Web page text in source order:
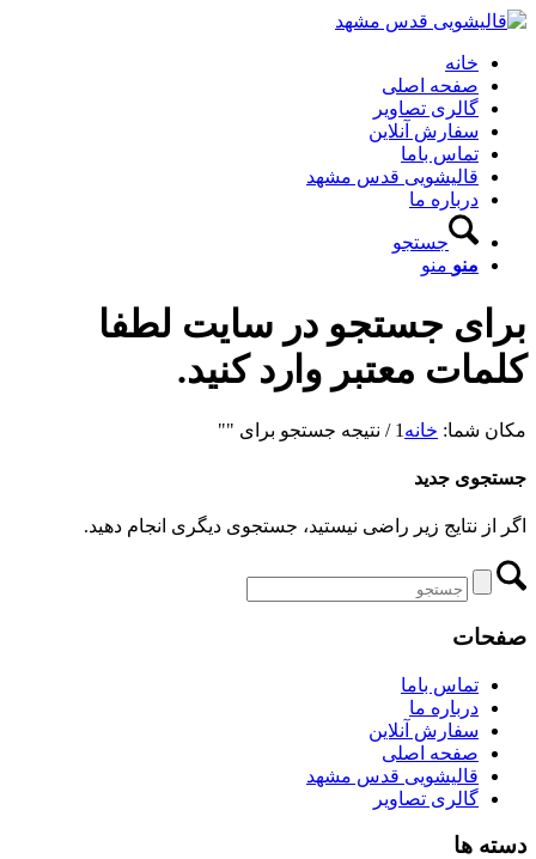
خانه
صفحه اصلی
گالری تصاویر
سفارش آنلاین
تماس باما
قالیشویی قدس مشهد
درباره ما
جستجو
منو منو
برای جستجو در سایت لطفا
کلمات معتبر وارد کنید.
مکان شما: خانه 1
/ نتیجه جستجو برای ""
جستجوی جدید
اگر از نتایج زیر راضی نیستید، جستجوی دیگری انجام دهید.
صفحات
تماس باما
درباره ما
سفارش آنلاین
صفحه اصلی
قالیشویی قدس مشهد
گالری تصاویر
دسته ها